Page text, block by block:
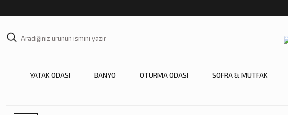
YATAK ODASI BANYO OTURMA ODASI SOFRA & MUTFAK